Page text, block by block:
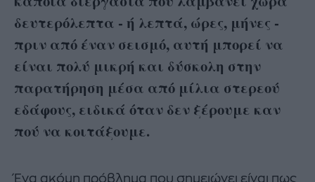
δευτερόλεπτα - ή λεπτά, ώρες, μήνες -
πριν από έναν σεισμό, αυτή μπορεί να
είναι πολύ μικρή και δύσκολη στην
παρατήρηση μέσα από μίλια στερεού
εδάφους, ειδικά όταν δεν ξέρουμε καν
πού να κοιτάξουμε.
Ένα ακόμη πρόβλημα που σημειώνει είναι πως